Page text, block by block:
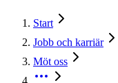
Start
Jobb och karriär
Möt oss